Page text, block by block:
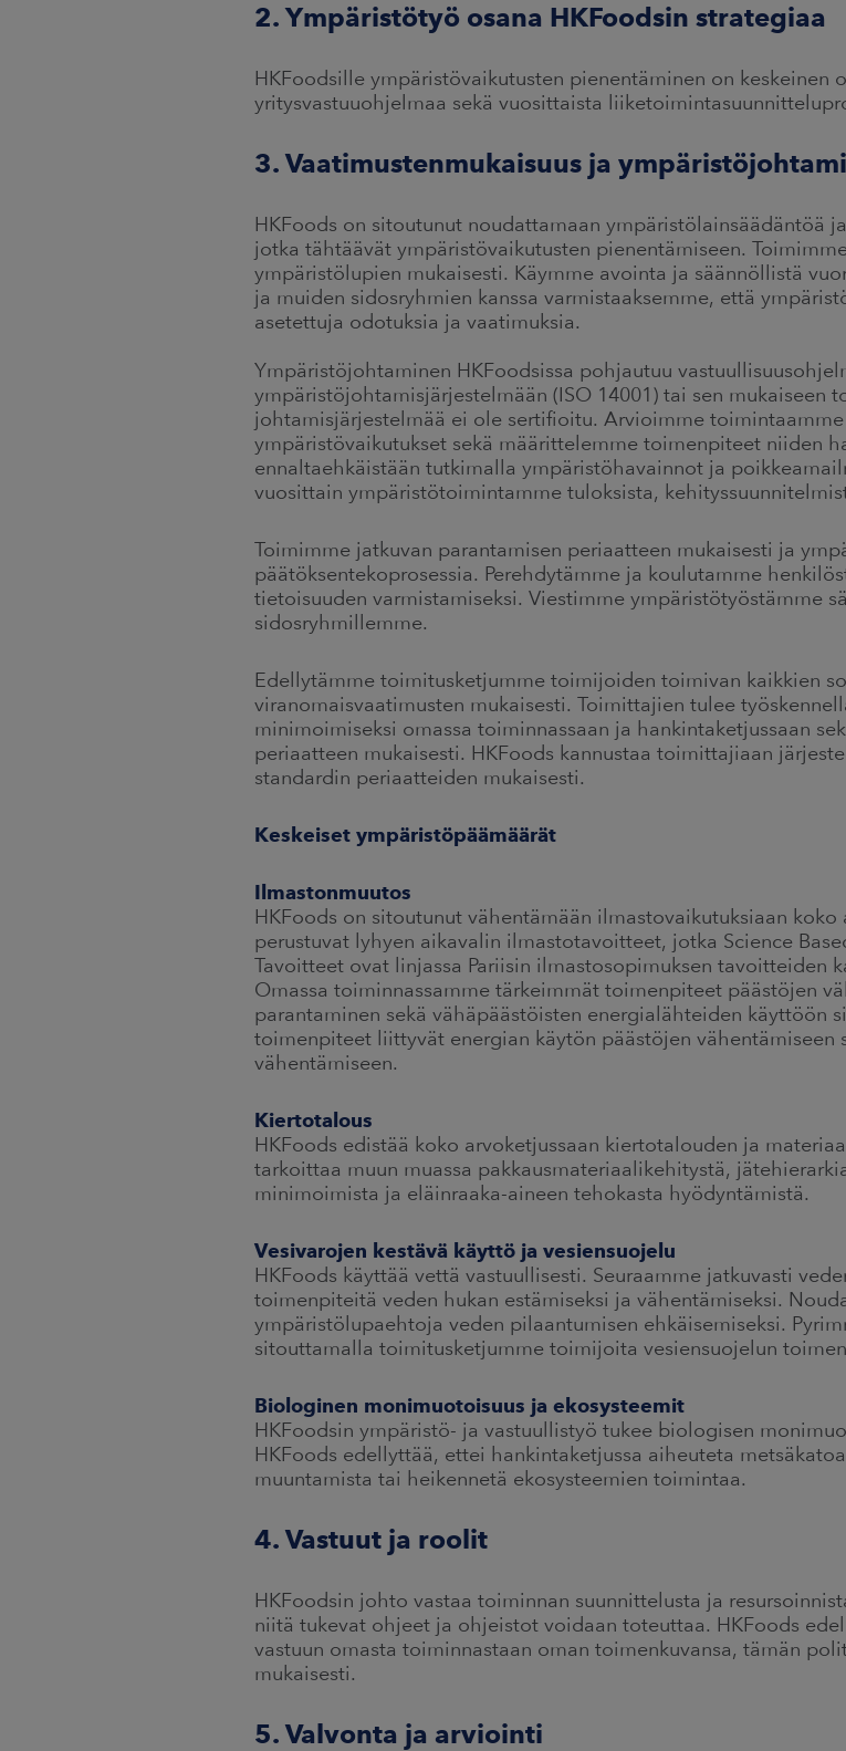
2. Ympäristötyö osana HKFoodsin strategiaa
HKFoodsille ympäristövaikutusten pienentäminen on keskeinen
yritysvastuuohjelmaa sekä vuosittaista
3. Vaatimustenmukaisuus ja
HKFoods on sitoutunut noudattamaan ympäristölainsäädäntöä
jotka tähtäävät ympäristövaikutusten pienentämiseen.
ympäristölupien mukaisesti. Käymme avointa ja säännöllistä
ja muiden sidosryhmien kanssa varmistaaksemme, että
asetettuja odotuksia ja vaatimuksia.
Ympäristöjohtaminen HKFoodsissa pohjautuu
ympäristöjohtamisjärjestelmään (ISO 14001) tai sen mukaiseen
johtamisjärjestelmää ei ole sertifioitu. Arvioimme
ympäristövaikutukset sekä määrittelemme toimenpiteet niiden
ennaltaehkäistään tutkimalla ympäristöhavainnot ja
vuosittain ympäristötoimintamme tuloksista,
Toimimme jatkuvan parantamisen periaatteen mukaisesti ja
päätöksentekoprosessia. Perehdytämme ja koulutamme
tietoisuuden varmistamiseksi. Viestimme ympäristötyöstämme
sidosryhmillemme.
Edellytämme toimitusketjumme toimijoiden toimivan kaikkien
viranomaisvaatimusten mukaisesti. Toimittajien tulee
minimoimiseksi omassa toiminnassaan ja hankintaketjussaan
periaatteen mukaisesti. HKFoods kannustaa toimittajiaan
standardin periaatteiden mukaisesti.
Keskeiset ympäristöpäämäärät
Ilmastonmuutos
HKFoods on sitoutunut vähentämään ilmastovaikutuksiaan
perustuvat lyhyen aikavalin ilmastotavoitteet, jotka Science
Tavoitteet ovat linjassa Pariisin ilmastosopimuksen tavoitteiden
Omassa toiminnassamme tärkeimmät toimenpiteet päästöjen
parantaminen sekä vähäpäästöisten energialähteiden käyttöön
toimenpiteet liittyvät energian käytön päästöjen vähentämiseen
vähentämiseen.
Kiertotalous
HKFoods edistää koko arvoketjussaan kiertotalouden ja
tarkoittaa muun muassa pakkausmateriaalikehitystä,
minimoimista ja eläinraaka-aineen tehokasta hyödyntämistä.
Vesivarojen kestävä käyttö ja vesiensuojelu
HKFoods käyttää vettä vastuullisesti. Seuraamme jatkuvasti
toimenpiteitä veden hukan estämiseksi ja vähentämiseksi.
ympäristölupaehtoja veden pilaantumisen ehkäisemiseksi.
sitouttamalla toimitusketjumme toimijoita vesiensuojelun
Biologinen monimuotoisuus ja ekosysteemit
HKFoodsin ympäristö- ja vastuullistyö tukee biologisen
HKFoods edellyttää, ettei hankintaketjussa aiheuteta
muuntamista tai heikennetä ekosysteemien toimintaa.
4. Vastuut ja roolit
HKFoodsin johto vastaa toiminnan suunnittelusta ja
niitä tukevat ohjeet ja ohjeistot voidaan toteuttaa. HKFoods
vastuun omasta toiminnastaan oman toimenkuvansa, tämän
mukaisesti.
5. Valvonta ja arviointi